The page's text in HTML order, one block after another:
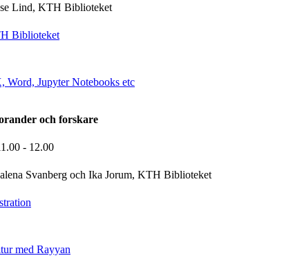
Lind, KTH Biblioteket
Biblioteket
Word, Jupyter Notebooks etc
och forskare
- 12.00
Svanberg och Ika Jorum, KTH Biblioteket
med Rayyan